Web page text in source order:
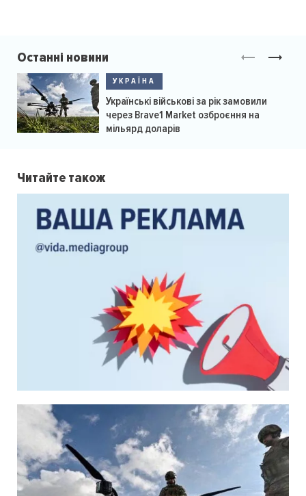
Останні новини
УКРАЇНА
Українські військові за рік замовили
через Brave1 Market озброєння на
мільярд доларів
Читайте також